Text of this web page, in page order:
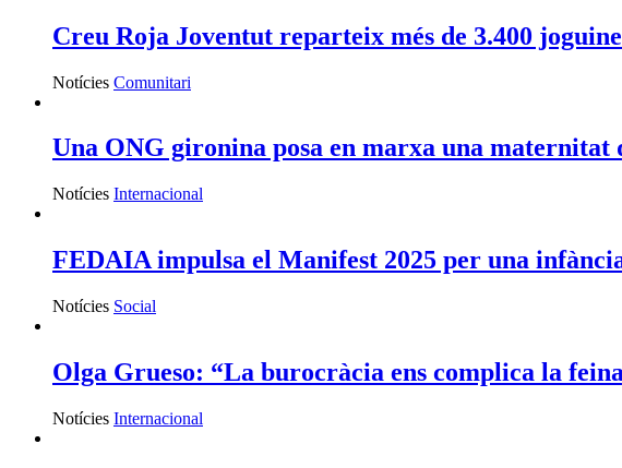
Creu Roja Joventut reparteix més de 3.400
Notícies Comunitari
Una ONG gironina posa en marxa una maternitat
Notícies Internacional
FEDAIA impulsa el Manifest 2025 per una
Notícies Social
Olga Grueso: “La burocràcia ens complica la
Notícies Internacional